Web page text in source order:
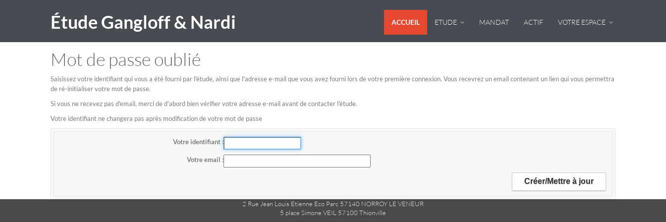
Étude Gangloff & Nardi ACCUEIL ETUDE MANDAT ACTIF VOTRE ESPACE
Mot de passe oublié
Saisissez votre identifiant qui vous a été fourni par l'étude, ainsi que l'adresse e-mail que vous avez fourni lors de votre première connexion. Vous recevrez un email contenant un lien qui vous permettra
de ré-initialiser votre mot de passe.
Si vous ne recevez pas d'email, merci de d'abord bien vérifier votre adresse e-mail avant de contacter l'étude.
Votre identifiant ne changera pas après modification de votre mot de passe
Votre identifiant
Votre email
2 Rue Jean Louis Etienne Eco Parc 57140 NORROY LE VENEUR
5 place Simone VEIL 57100 Thionville